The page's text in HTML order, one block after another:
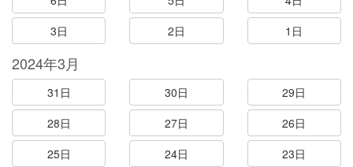
3日
2日 1日
2024年3月
31日 30日
29日
28日
27日
26日
25日
24日
23日